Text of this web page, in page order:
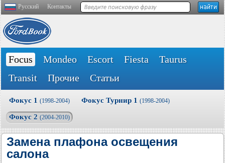
Русский Контакты
Focus Mondeo Escort Fiesta
Taurus
Transit
Прочие Статьи
Фокус 1 (1998-2004) Фокус Турнир 1 (1998-2004)
Фокус 2 (2004-2010)
Замена плафона освещения
салона